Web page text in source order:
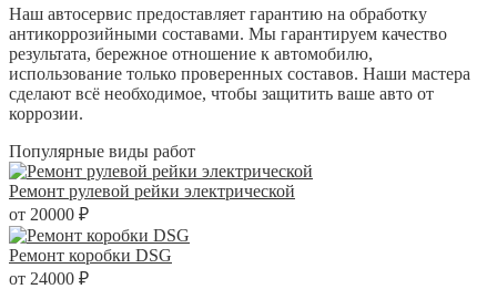
Наш автосервис предоставляет гарантию на обработку
антикоррозийными составами. Мы гарантируем качество
результата, бережное отношение к автомобилю,
использование только проверенных составов. Наши мастера
сделают всё необходимое, чтобы защитить ваше авто от
коррозии.
Популярные виды работ
Ремонт рулевой рейки электрической
от 20000 ₽
Ремонт коробки DSG
от 24000 ₽